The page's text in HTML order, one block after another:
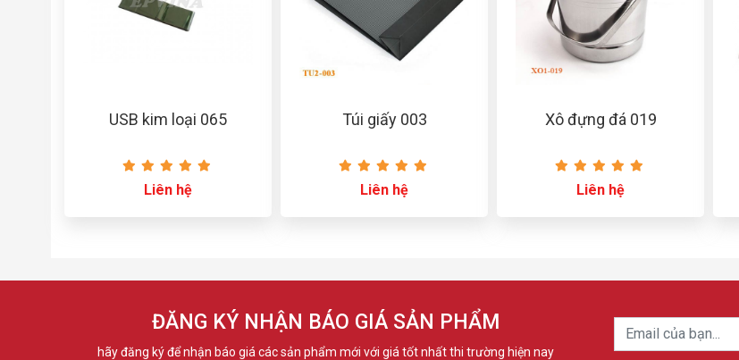
USB kim loại 065
Liên hệ
Túi giấy 003
Liên hệ
Xô đựng đá 019
Liên hệ
ĐĂNG KÝ NHẬN BÁO GIÁ SẢN PHẨM
hãy đăng ký để nhận báo giá các sản phẩm mới với giá tốt nhất thi trường hiện nay